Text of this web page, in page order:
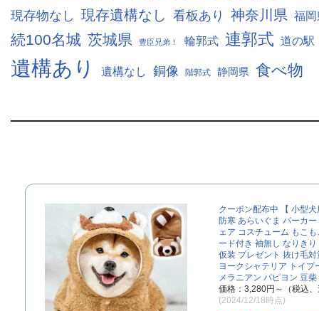
現存物なし 現存遺構なし 看板あり 神奈川県 福岡
続100名城 茨城県 豊臣兄弟！ 輪郭式 連郭式 道の駅
遺構あり 遺構なし 銅像 階郭式 静岡県 食べ物
クーポン配布中 【 小型
防寒 あらいぐま パーカ
ェア コスチューム もこ
ード付き 袖無し なりき
仮装 プレゼント 抜け毛
ヨークシャテリア トイプ
メラニアン パピヨン 豆柴
価格：3,280円～（税込
(2024/12/18時点)